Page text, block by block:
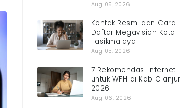
Aug 05, 2026
Kontak Resmi dan Cara
Daftar Megavision Kota
Tasikmalaya
Aug 05, 2026
7 Rekomendasi Internet
untuk WFH di Kab Cianjur
2026
Aug 06, 2026